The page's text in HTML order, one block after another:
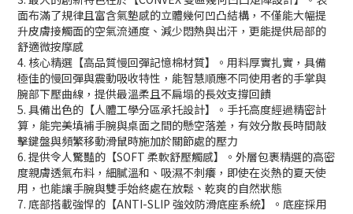
面布滿了規律且富含氣墊感的立體幾何凹凸結構，不僅能大幅提
升皮膚接觸面的空氣流通度、減少悶熱與出汗，更能提供局部的
舒適微按摩感
4. 核心精選【高品質慢回彈記憶棉材質】。用料厚實扎實，具備
極佳的慢回彈與震動吸收特性，能智慧順應不同使用者的手掌與
腕部下壓曲線，提供最溫柔且不扁塌的長效支撐回饋
5. 具備出色的【人體工學分區承托設計】。手托高度經過精密計
算，能完美填補手腕與桌面之間的懸空落差，有效分散長時間敲
擊鍵盤與頻繁移動滑鼠時施加於關節處的壓力
6. 提供令人驚豔的【SOFT 柔軟舒壓觸感】。外層包裹精選的高密
度親膚透氣布料，細膩溫和、吸濕不刺癢，即使在炎熱的夏天使
用，也能讓手腕與雙手始終處在放鬆、乾爽的自然狀態
7. 底部搭載強悍的【ANTI-SLIP 強效防滑底座系統】。底座採用